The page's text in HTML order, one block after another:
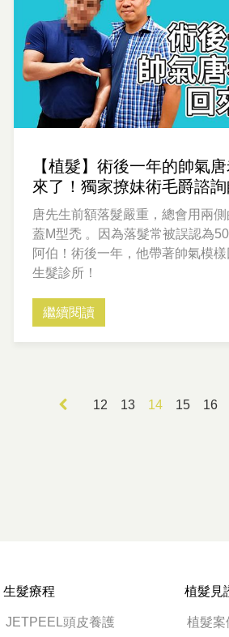
【植髮】術後一年的帥氣
來了！獨家撩妹術毛爵諮
架不住？
唐先生前額落髮嚴重，總會用兩
蓋M型禿 。因為落髮常被誤認為
阿伯！術後一年，他帶著帥氣模
生髮診所！
繼續閱讀
12 13 14 15 16
生髮療程
JETPEEL頭皮養護
植髮見
植髮案